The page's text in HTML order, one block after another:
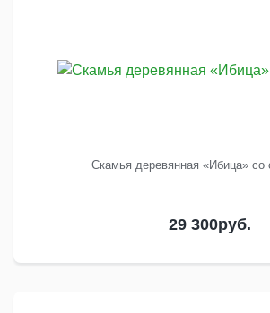
Скамья деревянная «Ибица» со
29 300руб.